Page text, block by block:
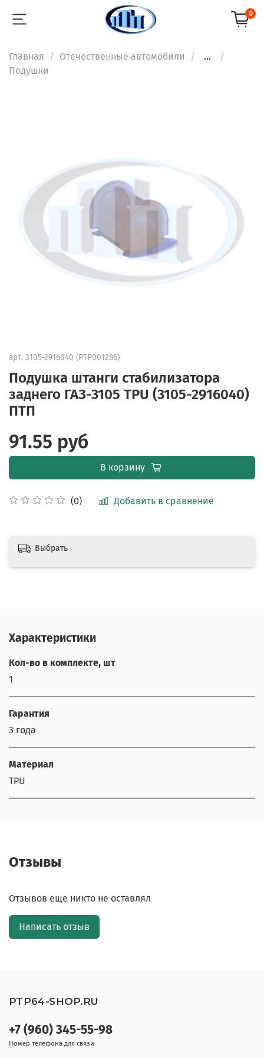
0
Главная Отечественные автомобили
...
Подушки
арт. 3105-2916040 (PTP001286)
Подушка штанги стабилизатора
заднего ГАЗ-3105 TPU (3105-2916040)
ПТП
(0) Добавить в сравнение
91.55 руб
В корзину
Выбрать
Характеристики
Кол-во в комплекте, шт
1
Гарантия
3 года
Материал
TPU
Отзывы
Отзывов еще никто не оставлял
Написать отзыв
+7 (960) 345-55-98
Номер телефона для связи
PTP64-SHOP.RU